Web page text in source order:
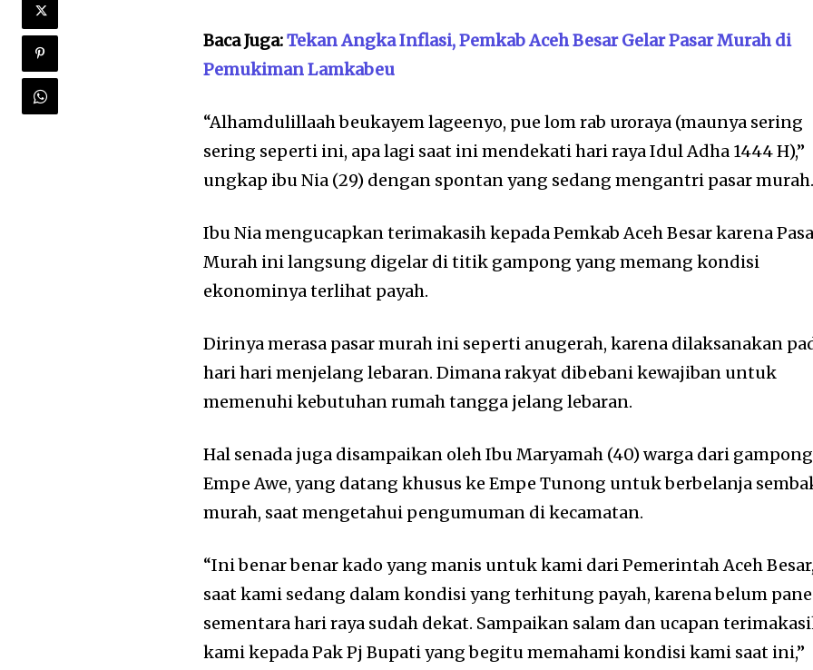
Baca Juga:Tekan Angka Inflasi, Pemkab Aceh Besar Gelar Pasar Murah di
Pemukiman Lamkabeu
“Alhamdulillaah beukayem lageenyo, pue lom rab uroraya (maunya sering
sering seperti ini, apa lagi saat ini mendekati hari raya Idul Adha 1444 H),”
ungkap ibu Nia (29) dengan spontan yang sedang mengantri pasar murah.
Ibu Nia mengucapkan terimakasih kepada Pemkab Aceh Besar karena
Murah ini langsung digelar di titik gampong yang memang kondisi
ekonominya terlihat payah.
Dirinya merasa pasar murah ini seperti anugerah, karena dilaksanakan
hari hari menjelang lebaran. Dimana rakyat dibebani kewajiban untuk
memenuhi kebutuhan rumah tangga jelang lebaran.
Hal senada juga disampaikan oleh Ibu Maryamah (40) warga dari gampong
Empe Awe, yang datang khusus ke Empe Tunong untuk berbelanja
murah, saat mengetahui pengumuman di kecamatan.
“Ini benar benar kado yang manis untuk kami dari Pemerintah Aceh Besar,
saat kami sedang dalam kondisi yang terhitung payah, karena belum
sementara hari raya sudah dekat. Sampaikan salam dan ucapan
kami kepada Pak Pj Bupati yang begitu memahami kondisi kami saat ini,”